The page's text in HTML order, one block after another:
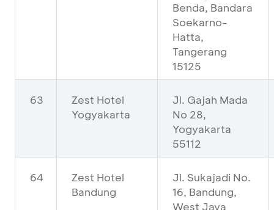
Benda, Bandara
Soekarno-
Hatta,
Tangerang
15125
63
Zest Hotel
Yogyakarta
Jl. Gajah Mada
No 28,
Yogyakarta
55112
64
Zest Hotel
Bandung
Jl. Sukajadi No.
16, Bandung,
West Java